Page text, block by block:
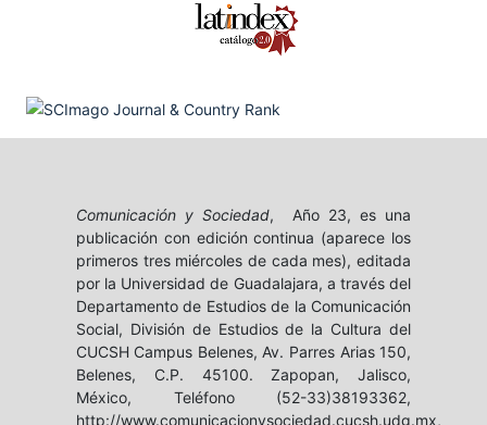
Comunicación y Sociedad, Año 23, es una
publicación con edición continua (aparece los
primeros tres miércoles de cada mes), editada
por la Universidad de Guadalajara, a través del
Departamento de Estudios de la Comunicación
Social, División de Estudios de la Cultura del
CUCSH Campus Belenes, Av. Parres Arias 150,
Belenes, C.P. 45100. Zapopan, Jalisco,
México, Teléfono (52-33)38193362,
http://www.comunicacionysociedad.cucsh.udg.mx,